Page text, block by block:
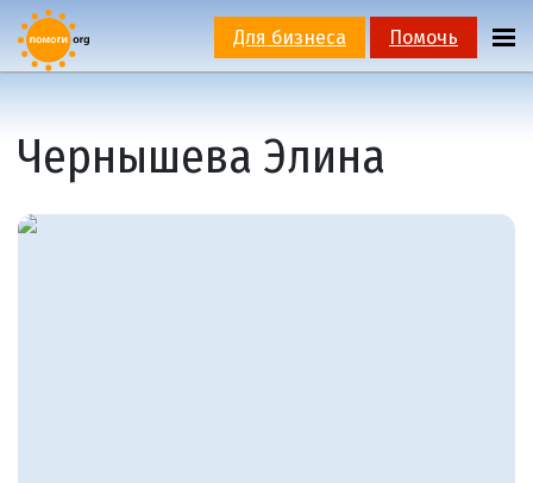
Для бизнеса Помочь
Чернышева Элина